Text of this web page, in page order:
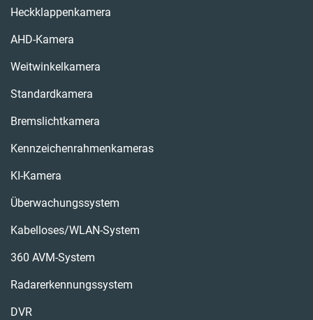
Heckklappenkamera
AHD-Kamera
Weitwinkelkamera
Standardkamera
Bremslichtkamera
Kennzeichenrahmenkameras
KI-Kamera
Überwachungssystem
Kabelloses/WLAN-System
360 AVM-System
Radarerkennungssystem
DVR